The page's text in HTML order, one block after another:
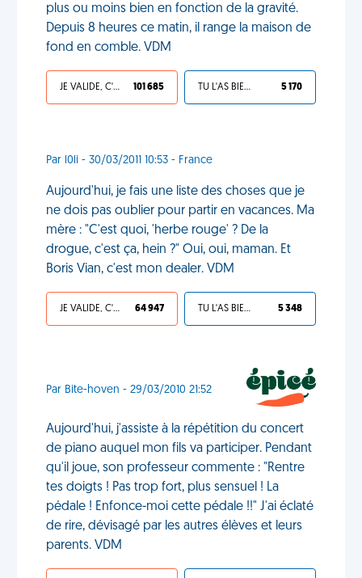
plus ou moins bien en fonction de la gravité.
Depuis 8 heures ce matin, il range la maison de
fond en comble. VDM
JE VALIDE, C'EST UNE VDM 101 685 TU L'AS BIEN MÉRITÉ 5 170
Par l0li - 30/03/2011 10:53 - France
Aujourd'hui, je fais une liste des choses que je
ne dois pas oublier pour partir en vacances. Ma
mère : "C'est quoi, 'herbe rouge' ? De la
drogue, c'est ça, hein ?" Oui, oui, maman. Et
Boris Vian, c'est mon dealer. VDM
JE VALIDE, C'EST UNE VDM 64 947 TU L'AS BIEN MÉRITÉ 5 348
Par Bite-hoven - 29/03/2010 21:52
Aujourd'hui, j'assiste à la répétition du concert
de piano auquel mon fils va participer. Pendant
qu'il joue, son professeur commente : "Rentre
tes doigts ! Pas trop fort, plus sensuel ! La
pédale ! Enfonce-moi cette pédale !!" J'ai éclaté
de rire, dévisagé par les autres élèves et leurs
parents. VDM